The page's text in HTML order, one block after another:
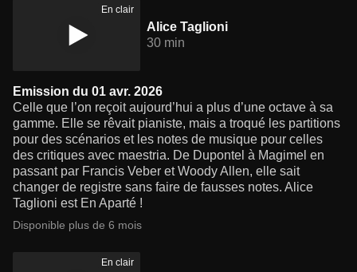
En clair
Alice Taglioni
30 min
Emission du 01 avr. 2026
Celle que l’on reçoit aujourd’hui a plus d’une octave à sa
gamme. Elle se rêvait pianiste, mais a troqué les partitions
pour des scénarios et les notes de musique pour celles
des critiques avec maestria. De Dupontel à Magimel en
passant par Francis Veber et Woody Allen, elle sait
changer de registre sans faire de fausses notes. Alice
Taglioni est En Aparté !
Disponible plus de 6 mois
En clair